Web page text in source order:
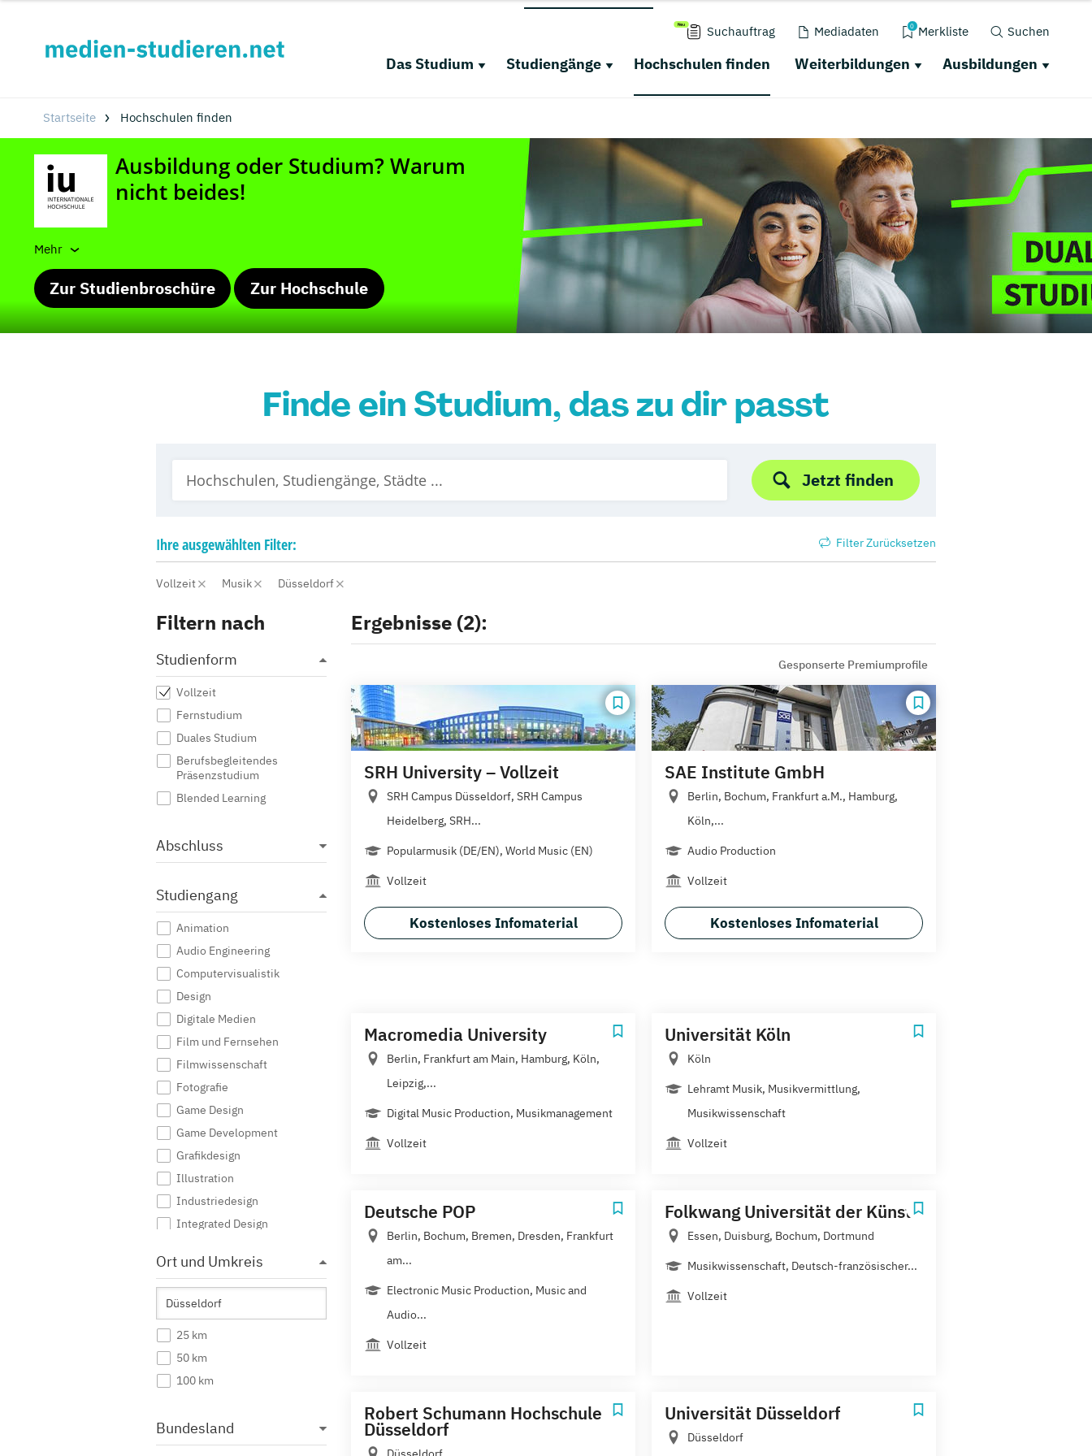
Suchauftrag Mediadaten 0 Merkliste Suchen
Das Studium Studiengänge Hochschulen finden Weiterbildungen Ausbildungen
Startseite Hochschulen finden
Mehr
Zur Studienbroschüre Zur Hochschule
Finde ein Studium, das zu dir passt
Jetzt finden
Ihreausgewählten Filter: Filter Zurücksetzen
Vollzeit Musik Düsseldorf
Filtern nach
Studienform
Vollzeit
Fernstudium
Duales Studium
Berufsbegleitendes
Präsenzstudium
Blended Learning
Abschluss
Studiengang
Animation
Audio Engineering
Computervisualistik
Design
Digitale Medien
Film und Fernsehen
Filmwissenschaft
Fotografie
Game Design
Game Development
Grafikdesign
Illustration
Industriedesign
Integrated Design
Journalismus
Kommunikationsdesign
Kommunikationswissenschaft
Kreatives Schreiben
Kunst
Kunstgeschichte
Ort und Umkreis
25 km
50 km
100 km
Bundesland
Ergebnisse (2):
Gesponserte Premiumprofile
SRH University – Vollzeit
SRH Campus Düsseldorf, SRH Campus
Heidelberg, SRH...
Popularmusik (DE/EN), World Music (EN)
Vollzeit
Kostenloses Infomaterial
SAE Institute GmbH
Berlin, Bochum, Frankfurt a.M., Hamburg,
Köln,...
Audio Production
Vollzeit
Kostenloses Infomaterial
Macromedia University
Berlin, Frankfurt am Main, Hamburg, Köln,
Leipzig,...
Digital Music Production, Musikmanagement
Vollzeit
Universität Köln
Köln
Lehramt Musik, Musikvermittlung,
Musikwissenschaft
Vollzeit
Deutsche POP
Berlin, Bochum, Bremen, Dresden, Frankfurt
am...
Electronic Music Production, Music and
Audio...
Vollzeit
Folkwang Universität der Künste
Essen, Duisburg, Bochum, Dortmund
Musikwissenschaft, Deutsch-französischer...
Vollzeit
Robert Schumann Hochschule
Düsseldorf
Universität Düsseldorf
Düsseldorf